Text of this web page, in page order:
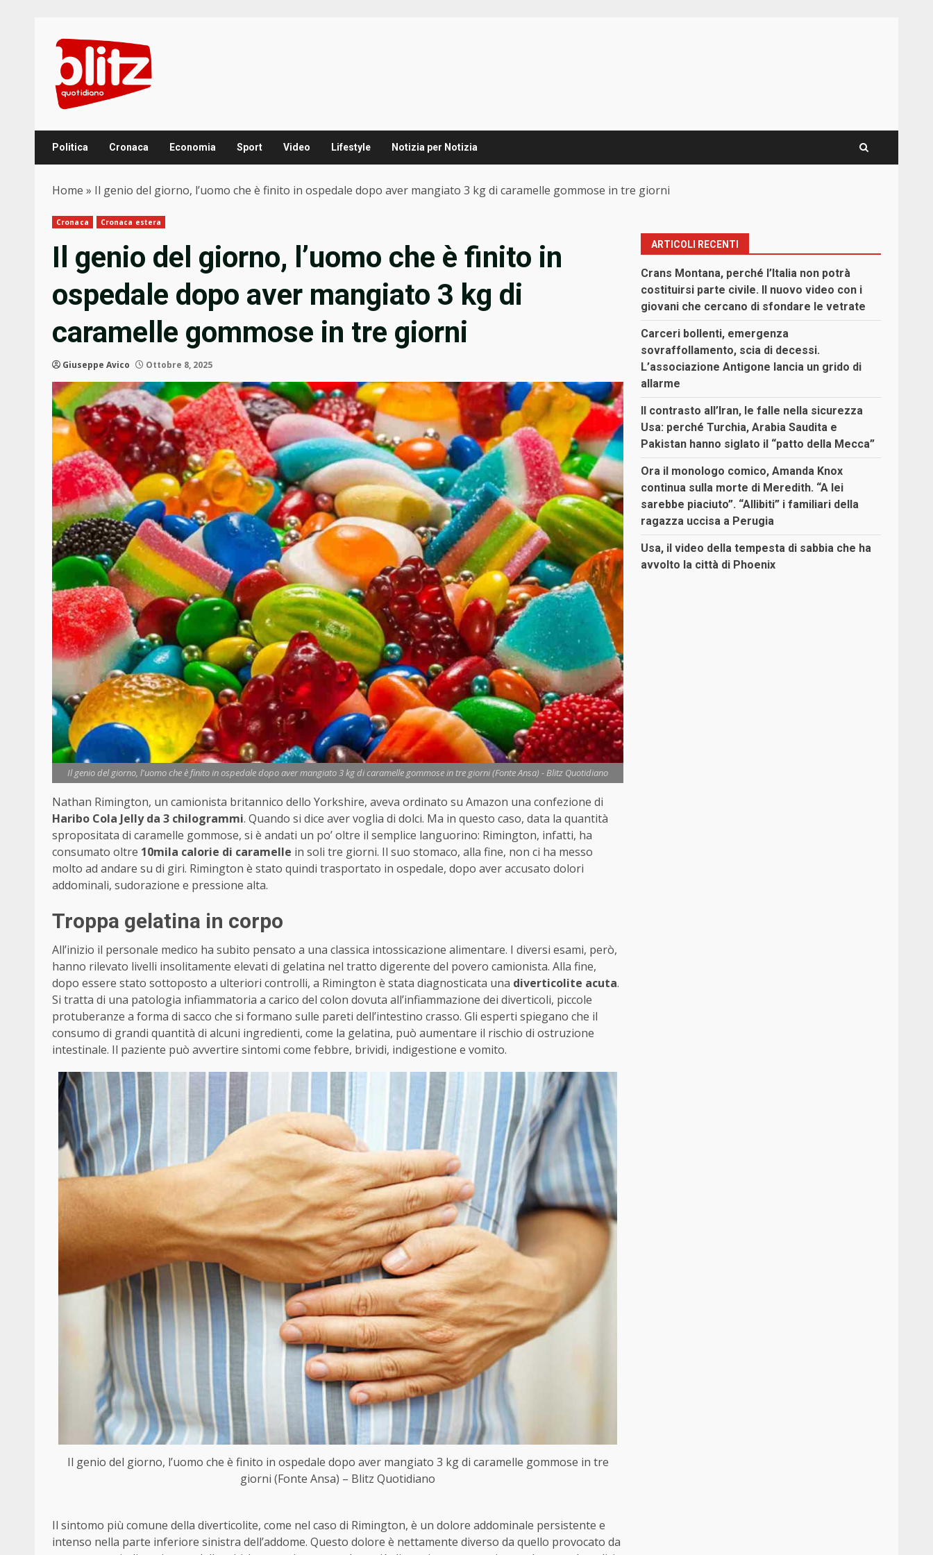
content
Politica Cronaca Economia Sport Video Lifestyle Notizia per Notizia
Home » Il genio del giorno, l’uomo che è finito in ospedale dopo aver mangiato 3 kg di caramelle gommose in tre giorni
Cronaca Cronaca estera
Il genio del giorno, l’uomo che è finito in
ospedale dopo aver mangiato 3 kg di
caramelle gommose in tre giorni
Giuseppe Avico Ottobre 8, 2025
Il genio del giorno, l'uomo che è finito in ospedale dopo aver mangiato 3 kg di caramelle gommose in tre giorni (Fonte Ansa) - Blitz Quotidiano
Nathan Rimington, un camionista britannico dello Yorkshire, aveva ordinato su Amazon una confezione di
Haribo Cola Jelly da 3 chilogrammi. Quando si dice aver voglia di dolci. Ma in questo caso, data la quantità
spropositata di caramelle gommose, si è andati un po’ oltre il semplice languorino: Rimington, infatti, ha
consumato oltre 10mila calorie di caramelle in soli tre giorni. Il suo stomaco, alla fine, non ci ha messo
molto ad andare su di giri. Rimington è stato quindi trasportato in ospedale, dopo aver accusato dolori
addominali, sudorazione e pressione alta.
Troppa gelatina in corpo
All’inizio il personale medico ha subito pensato a una classica intossicazione alimentare. I diversi esami, però,
hanno rilevato livelli insolitamente elevati di gelatina nel tratto digerente del povero camionista. Alla fine,
dopo essere stato sottoposto a ulteriori controlli, a Rimington è stata diagnosticata una diverticolite acuta.
Si tratta di una patologia infiammatoria a carico del colon dovuta all’infiammazione dei diverticoli, piccole
protuberanze a forma di sacco che si formano sulle pareti dell’intestino crasso. Gli esperti spiegano che il
consumo di grandi quantità di alcuni ingredienti, come la gelatina, può aumentare il rischio di ostruzione
intestinale. Il paziente può avvertire sintomi come febbre, brividi, indigestione e vomito.
Il genio del giorno, l’uomo che è finito in ospedale dopo aver mangiato 3 kg di caramelle gommose in tre
giorni (Fonte Ansa) – Blitz Quotidiano
Il sintomo più comune della diverticolite, come nel caso di Rimington, è un dolore addominale persistente e
intenso nella parte inferiore sinistra dell’addome. Questo dolore è nettamente diverso da quello provocato da
ARTICOLI RECENTI
Crans Montana, perché l’Italia non potrà
costituirsi parte civile. Il nuovo video con i
giovani che cercano di sfondare le vetrate
Carceri bollenti, emergenza
sovraffollamento, scia di decessi.
L’associazione Antigone lancia un grido di
allarme
Il contrasto all’Iran, le falle nella sicurezza
Usa: perché Turchia, Arabia Saudita e
Pakistan hanno siglato il “patto della Mecca”
Ora il monologo comico, Amanda Knox
continua sulla morte di Meredith. “A lei
sarebbe piaciuto”. “Allibiti” i familiari della
ragazza uccisa a Perugia
Usa, il video della tempesta di sabbia che ha
avvolto la città di Phoenix